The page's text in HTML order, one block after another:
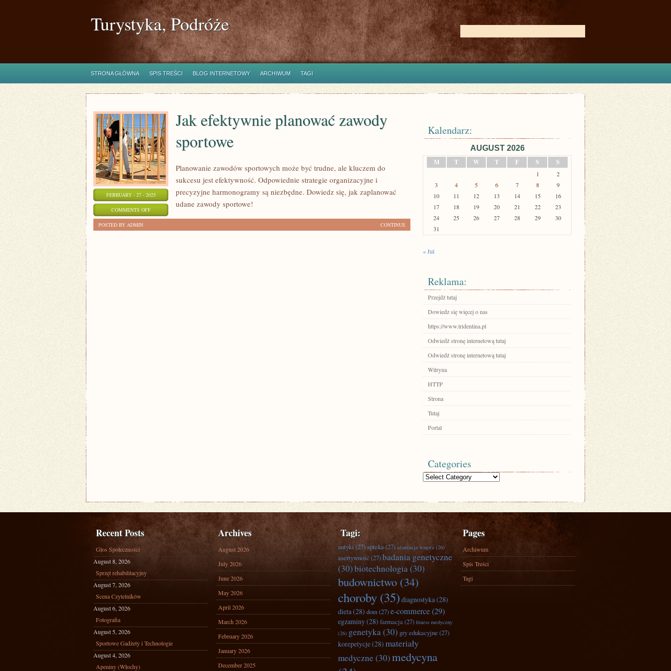
Turystyka, Podróże
STRONA GŁÓWNA SPIS TREŚCI BLOG INTERNETOWY ARCHIWUM TAGI
FEBRUARY - 27 - 2025
COMMENTS OFFON
Jak efektywnie planować zawody
sportowe
Planowanie zawodów sportowych może być trudne, ale kluczem do
sukcesu jest efektywność. Odpowiednie strategie organizacyjne i
precyzyjne harmonogramy są niezbędne. Dowiedz się, jak zaplanować
udane zawody sportowe!
CONTINUE
POSTED BY ADMIN
Kalendarz:
AUGUST 2026
M
T W T F S S
1
2
3
4 5 6 7 8
9
10
11 12 13 14 15
16
17
18 19 20 21 22
23
24
25 26 27 28 29
30
31
« Jul
Reklama:
Przejdź tutaj
Dowiedz się więcej o nas
https://www.tridentina.pl
Odwiedź stronę internetową tutaj
Odwiedź stronę internetową tutaj
Witryna
HTTP
Strona
Tutaj
Portal
Categories
Categories
Recent Posts
Głos Społeczności
August 8, 2026
Sprzęt rehabilitacyjny
August 7, 2026
Scena Czytelników
August 6, 2026
Fotografia
August 5, 2026
Sportowe Gadżety i Technologie
August 4, 2026
Apeniny (Włochy)
Archives
August 2026
July 2026
June 2026
May 2026
April 2026
March 2026
February 2026
January 2026
December 2025
Tagi:
antyki(27)apteka(27) aranżacja wnętrz (26)
asertywność (27)badania genetyczne
(30)biotechnologia(30)
budownictwo (34)
choroby (35) diagnostyka(28)
dieta(28) dom(27)e-commerce(29)
egzaminy(28) farmacja(27) fitness medyczny
(26) genetyka(30) gry edukacyjne (27)
korepetycje(28) materiały
medyczne (30)medycyna
Pages
Archiwum
Spis Treści
Tagi